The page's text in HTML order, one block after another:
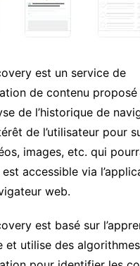
est un service de
de contenu
de l’historique de
de l’utilisateur pour
images, etc. qui
est accessible via
web.
est basé sur
et utilise des